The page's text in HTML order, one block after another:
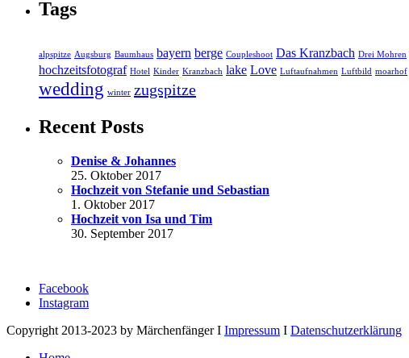
Tags
alpspitze Augsburg Baumhaus bayern berge Coupleshoot Das Kranzbach Drei Mohren
hochzeitsfotograf Hotel Kinder Kranzbach lake Love Luftaufnahmen Luftbild moarhof
wedding winter zugspitze
Recent Posts
Denise & Johannes
25. Oktober 2017
Hochzeit von Stefanie und Sebastian
1. Oktober 2017
Hochzeit von Isa und Tim
30. September 2017
Facebook
Instagram
Copyright 2013-2023 by Märchenfänger I Impressum I Datenschutzerklärung